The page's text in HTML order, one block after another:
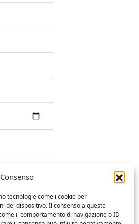
tecnologie come i cookie per
del dispositivo. Il consenso a queste
il comportamento di navigazione o ID